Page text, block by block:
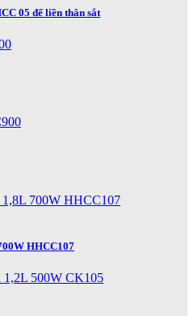
05 đế liền thân sắt
HHCC107